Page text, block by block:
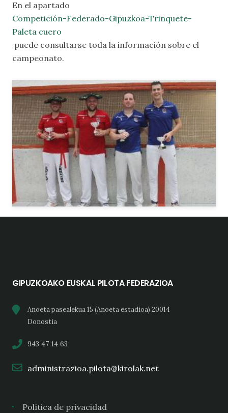
En el apartado
Competición-Federado-Gipuzkoa-Trinquete-
Paleta cuero
puede consultarse toda la información sobre el
campeonato.
GIPUZKOAKO EUSKAL PILOTA FEDERAZIOA
Anoeta pasealekua 15 (Anoeta estadioa) 20014
Donostia
943 47 14 63
administrazioa.pilota@kirolak.net
Política de privacidad